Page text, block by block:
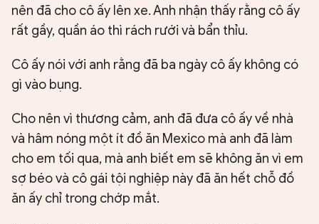
nên đã cho cô ấy lên xe. Anh nhận thấy rằng cô ấy
rất gầy, quần áo thì rách rưới và bẩn thỉu.
Cô ấy nói với anh rằng đã ba ngày cô ấy không có
gì vào bụng.
Cho nên vì thương cảm, anh đã đưa cô ấy về nhà
và hâm nóng một ít đồ ăn Mexico mà anh đã làm
cho em tối qua, mà anh biết em sẽ không ăn vì em
sợ béo và cô gái tội nghiệp này đã ăn hết chỗ đồ
ăn ấy chỉ trong chớp mắt.